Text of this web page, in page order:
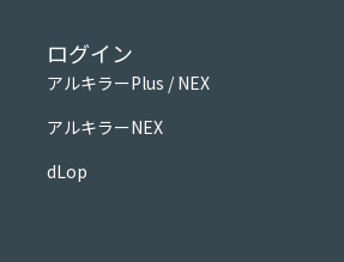
ログイン
アルキラーPlus / NEX
アルキラーNEX
dLop